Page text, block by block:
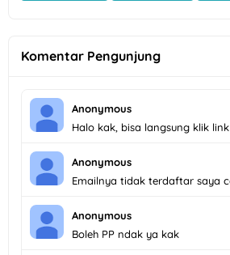
Komentar Pengunjung
Anonymous
Halo kak, bisa langsung klik
Anonymous
Emailnya tidak terdaftar saya
Anonymous
Boleh PP ndak ya kak